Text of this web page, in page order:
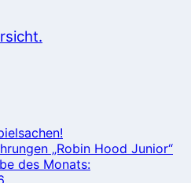
„Robin Hood Junior“
des Monats: